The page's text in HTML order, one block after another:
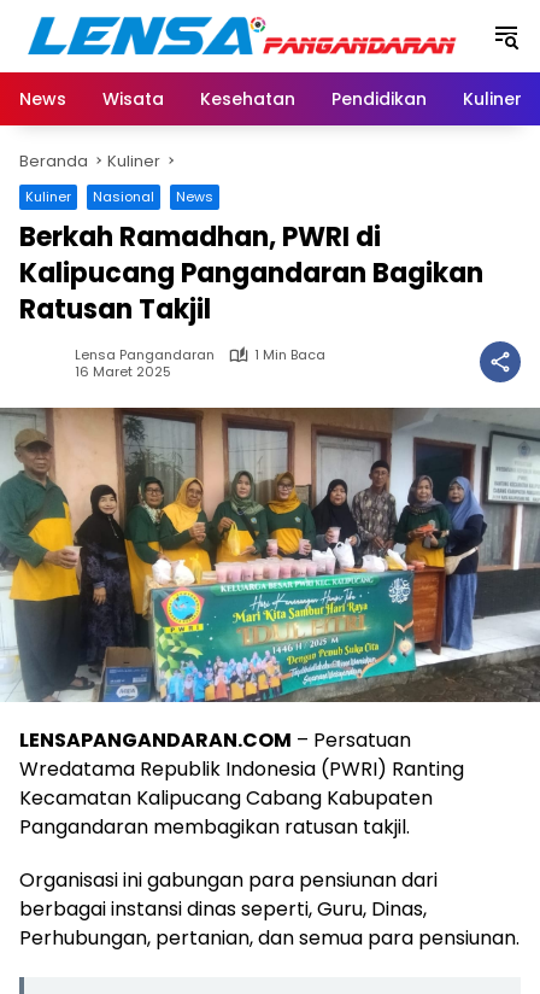
Langsung
konten
News
Wisata Kesehatan Pendidikan Kuliner
Beranda Kuliner
Kuliner Nasional News
Berkah Ramadhan, PWRI di
Kalipucang Pangandaran Bagikan
Ratusan Takjil
Lensa Pangandaran
1 Min Baca
16 Maret 2025
LENSAPANGANDARAN.COM – Persatuan
Wredatama Republik Indonesia (PWRI) Ranting
Kecamatan Kalipucang Cabang Kabupaten
Pangandaran membagikan ratusan takjil.
Organisasi ini gabungan para pensiunan dari
berbagai instansi dinas seperti, Guru, Dinas,
Perhubungan, pertanian, dan semua para pensiunan.